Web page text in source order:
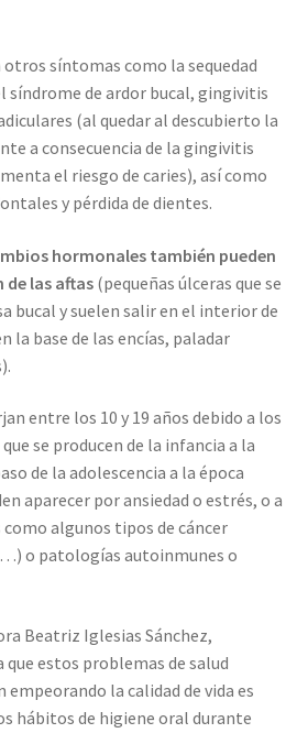
síntomas como la sequedad
síndrome de ardor bucal, gingivitis
(al quedar al descubierto la
a consecuencia de la gingivitis
el riesgo de caries), así como
y pérdida de dientes.
hormonales también pueden
las aftas(pequeñas úlceras que se
bucal y suelen salir en el interior de
la base de las encías, paladar
entre los 10 y 19 años debido a los
se producen de la infancia a la
de la adolescencia a la época
aparecer por ansiedad o estrés, o a
algunos tipos de cáncer
o patologías autoinmunes o
Beatriz Iglesias Sánchez,
que estos problemas de salud
empeorando la calidad de vida es
hábitos de higiene oral durante